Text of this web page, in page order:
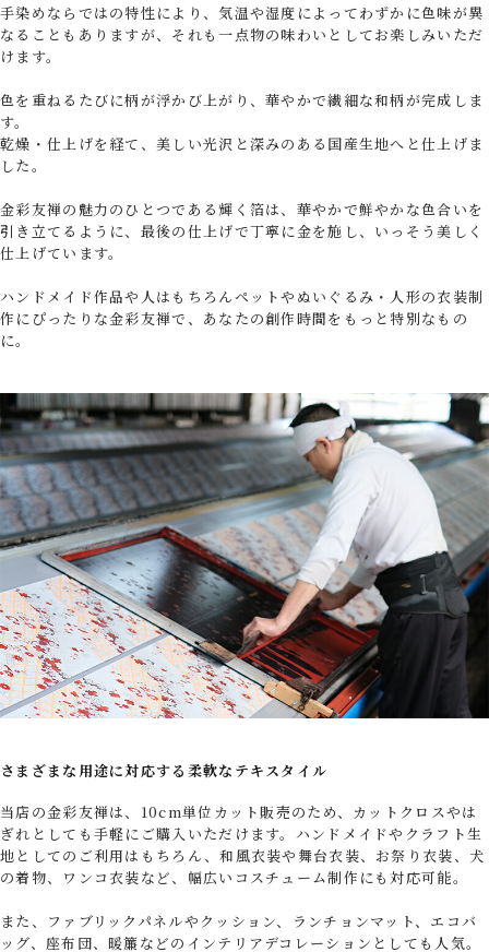
手染めならではの特性により、気温や湿度によってわずかに色味が異
なることもありますが、それも一点物の味わいとしてお楽しみいただ
けます。
色を重ねるたびに柄が浮かび上がり、華やかで繊細な和柄が完成しま
す。
乾燥・仕上げを経て、美しい光沢と深みのある国産生地へと仕上げま
した。
金彩友禅の魅力のひとつである輝く箔は、華やかで鮮やかな色合いを
引き立てるように、最後の仕上げで丁寧に金を施し、いっそう美しく
仕上げています。
ハンドメイド作品や人はもちろんペットやぬいぐるみ・人形の衣装制
作にぴったりな金彩友禅で、あなたの創作時間をもっと特別なもの
に。
さまざまな用途に対応する柔軟なテキスタイル
当店の金彩友禅は、10cm単位カット販売のため、カットクロスやは
ぎれとしても手軽にご購入いただけます。ハンドメイドやクラフト生
地としてのご利用はもちろん、和風衣装や舞台衣装、お祭り衣装、犬
の着物、ワンコ衣装など、幅広いコスチューム制作にも対応可能。
また、ファブリックパネルやクッション、ランチョンマット、エコバ
ッグ、座布団、暖簾などのインテリアデコレーションとしても人気。